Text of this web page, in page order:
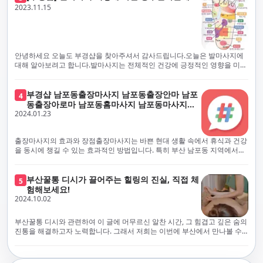
체보다는 부경샵과 같이 안전과 고객 편의를 최우선으로 생각하는 업체를
선택하는 것이 중요합니다.부산에서 러시아 홈케어를 전문으로 하는 부경샵
은, 항상 후불제로 운영하면서 청결과 안전을 가장 중요하게 여깁니다. 부산
에서 진정으로 즐거운 부산 러시아 홈케어 경험을 해보시길 바랍니다. 그렇
죠, 부경샵은 선입금을 요구하지 않아요. 부산 러시아 홈케어를 선택하기 전
에, 주의해야 할 사항들을 반드시 확인해 보세요. 선입금 관련 사기에는 항상
조심해야 합니다. 070으로 시작하는 인터넷 전화나 텔레그램 같은 메시지
앱에만 의존하는 업체는 특히 더 조심해 주세요. 이런 경우, 선입금을 하지
부경샵은 부산 출장 후불제 서비스를 모범적으로 운영하고 있으며, 명성을
악용하는 사기 업체로부터 발생할 수 있는 모든 부정행위와 간접적인 피해
를 방지하기 위해 노력하고 있어요. 만약 부경샵 을 사칭하며 선불 결제를 요
구하는 마사지 서비스를 발견하신다면, 그런 곳은 피하시고 저희에게 알려
주세요.부경샵에서는 모든 서비스가 관리사가 도착한 후에 결제하는 걸 기
본으로 해요. 부경샵은 부산에서 부산 러시아 홈케어를 전문으로 하며,
100% 후불제를 거래의 기본으로 삼고 있어요. 왜 부경샵이 특별한지 궁금하
시죠? 여기서만 느낄 수 있는 특별한 경험을 소개합니다! 부경샵과 함께라면
험을 제공해요. 준비하신 모든 것에 놀랄 준비를 하세요. 부경샵은 오랜 시간
동안 지역에서 최고의 출장업체가 되겠다는 하나의 신념으로 노력해 왔어
요.부경샵의 전통적인 서비스로, 단 한 순간도 낭비하지 않고 쌓인 피로를 풀
어드릴 거예요. 비가 오든 눈이 오든, 어디에 계시든 부경샵이 찾아가 도와드
릴게요. 부경샵의 서비스는 부산의 모든 곳, 집이든 모텔이든 호텔이든 오피
스텔이든 아파트든, 여러분을 위해 준비되어 있어요.부경샵 지역에서 가장
멀리까지 다니며, 편리함을 최우선으로 생각해요. 빠르고 효율적인 운영 시
게 조절되어, 진정한 에너지 회복을 경험하실 수 있어요.부경샵은 부산에서
전문적으로 훈련된 관리사를 다수 보유하고 있음을 자랑스럽게 여깁니다.
현대 사회의 불확실성 속에서, 부경샵은 안전을 최우선으로 여기며, 이를 위
해 100% 후불제 시행은 물론, 코로나19 상황에서도 관리사들의 건강 진단
업체에 대해서는 경계하는 것이 중요합니다. 부경샵의 접근 방식과 정책은
인천에서의 안전하고 신뢰할 수 있는 고품질 마사지 경험을 집앞에서 제공
하기 위해 고안되었습니다. 부경샵은 부산 일본인 홈케어 서비스를 전문으
로 하며, 항상 고객님의 편의와 안전을 최우선으로 고려하여 후불제 시스템
거운 마사지 경험을 보장합니다. 부경샵의 서비스는 선입금 없이 이용 가능
한 부산 일본인 홈케어로, 선입금 요구 없이 서비스를 제공함으로써 고객님
의 신뢰를 최우선으로 합니다. 이용 전 주의사항을 꼼꼼히 확인하시고, 선입
금 사기로부터 자신을 보호하는 것이 중요합니다. 부산 일본인 홈케어 서비
스를 찾으실 때는 070으로 시작하는 인터넷 전화번호나 텔레그램과 같은 메
시징 플랫폼만을 이용하는 업체에 주의해야 합니다. 이러한 서비스는 선지
급 없이 이용할 수 있어야 하며, 부경샵은 이러한 걱정 없이 안전하고 신뢰할
수 있는 서비스를 제공합니다. 부경샵은 부산 일본인 홈케어 후불제의 모범
적인 피해가 발생하지 않도록 지속적으로 노력하고 있습니다. 부경샵을 사
칭하여 선불 결제를 요구하는 마사지 서비스에 대해서는 각별한 주의가 필
요합니다. '부경샵'은 관리사의 도착 이후에 결제가 이루어지는 후불제를
기본 원칙으로 하는 부산 일본인 홈케어 전문 업체입니다. 이 운영 방식은 고
객님의 신뢰를 최우선으로 여기며, 모든 코스에서 100% 후불제를 시행하고
있습니다. 왜 부경샵이 부산에서 특별한지, 그 이유를 알려드리겠습니다.
여기서는 단순한 부산 일본인 홈케어 서비스를 넘어서, 비교 불가한 경험을
러분을 기다리고 있으니, 준비되셨나요? 부경샵은 오랜 시간 동안 지역 최
2023.11.15
안녕하세요 오늘도 부경샵을 찾아주셔서 감사드립니다.오늘은 발마사지에
대해 알아보려고 합니다.발마사지는 전체적인 건강에 긍정적인 영향을 미칠
명하겠습니다.근육 이완과 피로 완화: 발마사지는 발 아치, 발가락, 발등 등
에 위치한 다양한 근육을 이완시키는 효과가 있습니다. 일상적인 활동이나
장시간의 서있는 자세로 인해 긴장된 발 근육을 느슨하게 만들어주어 편안
함을 제공합니다. 이는 근육의 유연성을 향상시키고 근육의 혈액순환을 촉
진하는 데 도움이 됩니다.혈액순환 개선: 발마사지는 혈액순환을 촉진하는
데 기여합니다. 마사지로 근육과 혈관이 이완되면 혈액이 더 원활하게 흐르
게 되어 세포와 조직에 산소와 영양소가 빠르게 공급됩니다. 이는 세포의 기
장된 근육과 신경을 완화시켜 스트레스를 감소시킵니다. 발에는 다양한 신
경과 결절이 모여있어, 발마사지를 통해 이를 자극함으로써 정신적인 편안
함을 제공하는데 도움이 됩니다. 이는 스트레스 호르몬의 감소와 함께 심신
의 안정을 촉진합니다.면역 시스템 강화: 정기적인 발마사지는 면역 시스템
의 활동을 촉진하여 감염 및 질병에 대한 저항력을 향상시킬 수 있습니다. 마
사지는 림프순환을 촉진하고 세포 배출물을 제거함으로써 면역 시스템을 지
원합니다.숙면 유도: 발마사지는 긴장된 근육과 신경을 완화시켜 수면에 도
4 부경샵 남포동출장마사지 남포동출장안마 남포
동출장아로마 남포동홈마사지 남포동마사지출
장
2024.01.23
출장마사지의 효과와 장점출장마사지는 바쁜 현대 생활 속에서 휴식과 건강
을 동시에 챙길 수 있는 효과적인 방법입니다. 특히 부산 남포동 지역에서
와 신체적, 정신적 피로를 효과적으로 완화합니다. 전문 마사지사의 숙련된
손길은 긴장된 근육을 이완시키고, 스트레스 호르몬 수치를 감소시켜 마음
의 안정을 가져다 줍니다. 이는 일상의 업무 효율성을 높이고, 전반적인 삶의
질을 향상시키는 데 기여합니다.근육 이완과 유연성 향상:꾸준한 출장마사
지는 근육의 긴장과 경직을 해소하고 유연성을 향상시킵니다. 이는 운동 성
능을 개선하고, 근골격계 문제 및 부상 예방에 도움이 됩니다. 또한, 규칙적
인 마사지는 자세 개선에도 긍정적인 영향을 미칩니다.혈액 순환 촉진과 신
촉진합니다. 이는 신진대사를 활성화하고, 독소 배출을 돕습니다. 결과적으
5 부산꿀통 디시가 끌어주는 힐링의 진실, 직접 체
험해보세요!
2024.10.02
부산꿀통 디시와 관련하여 이 글에 머무르신 알찬 시간, 그 힘겹고 깊은 숨의
진통을 해결하고자 노력합니다. 그래서 저희는 이번에 부산에서 만나볼 수
그 해결책을 찾는 것이 어려운 상황을 맞이하는 경우가 많습니다. 부산꿀통